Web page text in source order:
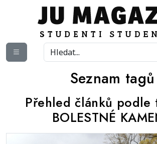
Seznam tagů
Přehled článků podle
BOLESTNÉ